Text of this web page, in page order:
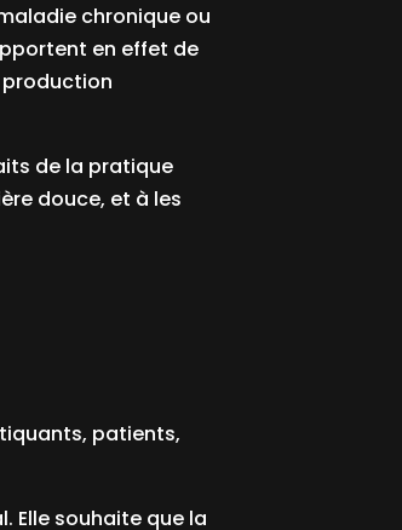
chronique ou
en effet de
production
de la pratique
douce, et à les
patients,
Elle souhaite que la